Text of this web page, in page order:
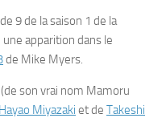
9 de la saison 1 de la
une apparition dans le
de Mike Myers.
(de son vrai nom Mamoru
Hayao Miyazaki et de Takeshi